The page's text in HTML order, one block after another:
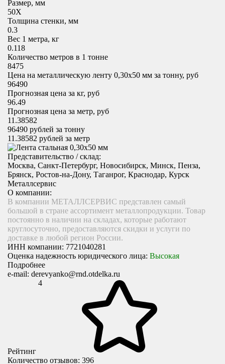
Размер, мм
50X
Толщина стенки, мм
0.3
Вес 1 метра, кг
0.118
Количество метров в 1 тонне
8475
Цена на металлическую ленту 0,30х50 мм за тонну, руб
96490
Прогнозная цена за кг, руб
96.49
Прогнозная цена за метр, руб
11.38582
96490 рублей за тонну
11.38582 рублей за метр
Представительство / склад:
Москва, Санкт-Петербург, Новосибирск, Минск, Пенза,
Брянск, Ростов-на-Дону, Таганрог, Краснодар, Курск
Металлсервис
О компании:
В компании МЕТАЛЛСЕРВИС представлен самый
большой в стране ассортимент металлопродукции. Товар
постоянно в наличии на складах, которые работают
круглосуточно, предоставляются скидки и услуги по
доставке в любой регион России.
ИНН компании: 7721040281
Оценка надежность юридического лица: Высокая
Подробнее
e-mail: derevyanko@rnd.otdelka.ru
Рейтинг
4
Количество отзывов: 396